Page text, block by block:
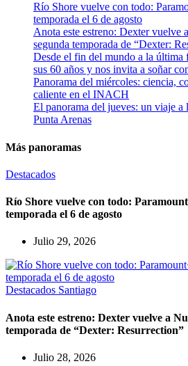
Río Shore vuelve con todo:
temporada el 6 de agosto
Anota este estreno: Dexter vuelve
segunda temporada de “Dexter:
Desde el fin del mundo a la última
sus 60 años y nos invita a soñar
Panorama del miércoles: ciencia,
caliente en el INACH
El panorama del jueves: un viaje a
Punta Arenas
Más panoramas
Destacados
Río Shore vuelve con todo:
temporada el 6 de agosto
Julio 29, 2026
Destacados Santiago
Anota este estreno: Dexter vuelve a
temporada de “Dexter: Resurrection”
Julio 28, 2026